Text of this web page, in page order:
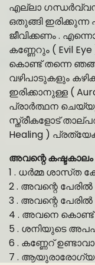
എല്ലാ
ഒതുങ്ങി
ജീവിക്കണം .
കണ്ണേറും ( Evil
കൊണ്ട് തന്നെ
വഴിപാടുകളും
ഇരിക്കാനുള്ള (
പ്രാർത്ഥന
സ്ത്രീകളോട്
Healing )
അവന്റെ
1 . ധർമ്മ ശാസ്‌ത
2 . അവന്റെ
3 . അവന്റെ
4 . അവനെ കൊണ്ട്
5 . ശനിയുടെ
6 . കണ്ണേറ്
7 . ആയുരാരോഗ്യ